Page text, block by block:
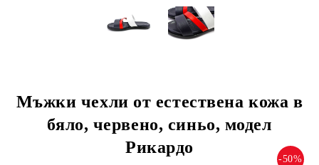
Мъжки чехли от естествена кожа в
бяло, червено, синьо, модел
Рикардо
-50%